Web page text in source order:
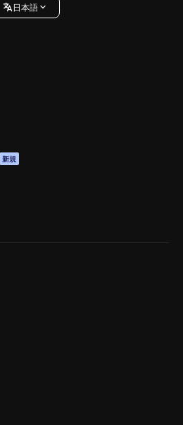
日本語
新規